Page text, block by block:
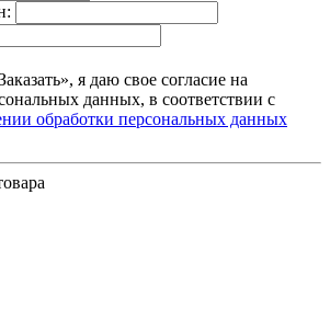
я даю свое согласие на
данных, в соответствии с
обработки персональных данных